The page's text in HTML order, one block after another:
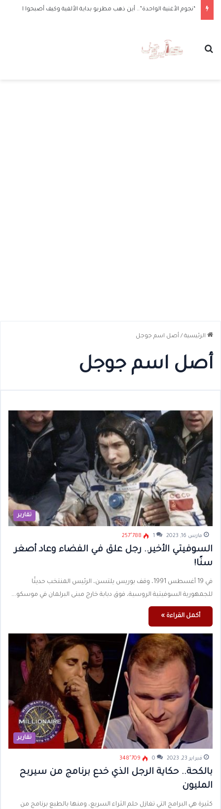
بحث عن
الرئيسية / أصل اسم جوجل
أصل اسم جوجل
تقارير
مارس 16, 2023 1 257٬788
السوفيتي الأخير.. رجل علق في الفضاء وعاد أصغر
سنًا!
في 19 أغسطس 1991، وقف بوريس يلتسن، الرئيس المنتخب حديثًا
للجمهورية السوفيتية الروسية، فوق دبابة خارج مبنى البرلمان في موسكو.…
أكمل القراءة »
تقارير
فبراير 23, 2023 0 348٬709
بالكحة.. حكاية الرجل الذي خدع برنامج من سيربح
المليون
كثيرة هي البرامج التي تغازل حلم الثراء السريع، ومنها بالطبع برنامج من